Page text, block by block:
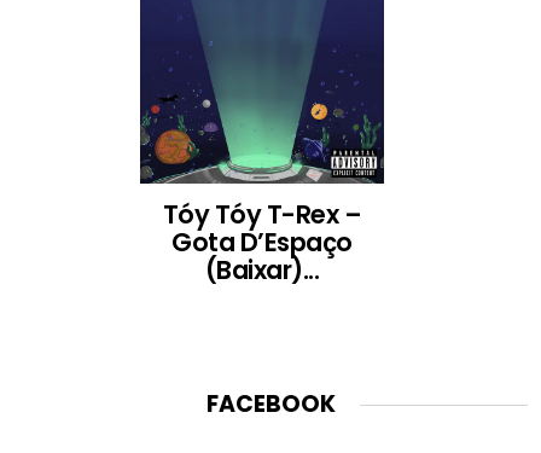
Tóy Tóy T-Rex –
Gota D’Espaço
(Baixar)...
FACEBOOK